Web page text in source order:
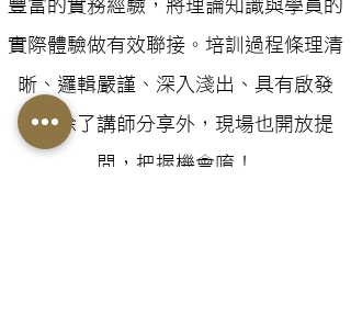
豐富的實務經驗，將理論知識與學員的
實際體驗做有效聯接。培訓過程條理清
晰、邏輯嚴謹、深入淺出、具有啟發
性。除了講師分享外，現場也開放提
問，把握機會唷！